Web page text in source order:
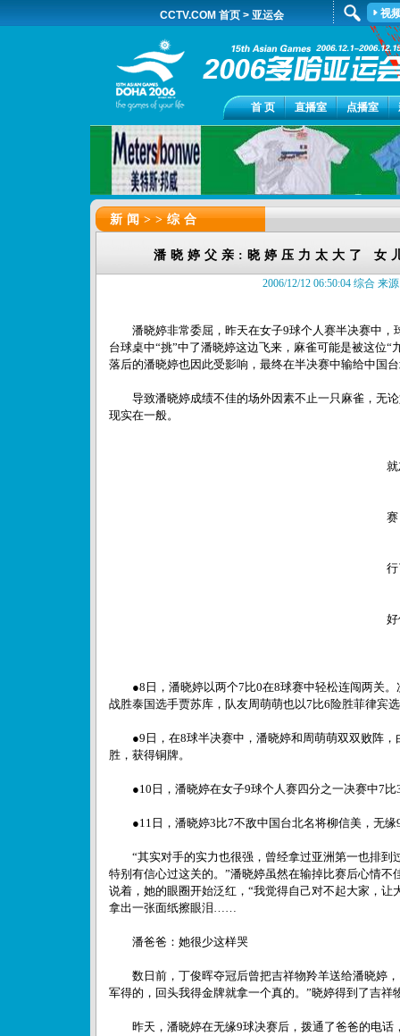
CCTV.COM 首页 > 亚运会 视
首 页 直播室 点播室
新闻>>综合
潘晓婷父亲:晓婷压力太大了 女
2006/12/12 06:50:04 综合 来
潘晓婷非常委屈，昨天在女子9球个人赛半决赛中，
台球桌中“挑”中了潘晓婷这边飞来，麻雀可能是被这位“
落后的潘晓婷也因此受影响，最终在半决赛中输给中国
导致潘晓婷成绩不佳的场外因素不止一只麻雀，无论
现实在一般。
●8日，潘晓婷以两个7比0在8球赛中轻松连闯两关。
战胜泰国选手贾苏库，队友周萌萌也以7比6险胜菲律宾
●9日，在8球半决赛中，潘晓婷和周萌萌双双败阵，
胜，获得铜牌。
●10日，潘晓婷在女子9球个人赛四分之一决赛中7比
●11日，潘晓婷3比7不敌中国台北名将柳信美，无缘
“其实对手的实力也很强，曾经拿过亚洲第一也排到
特别有信心过这关的。”潘晓婷虽然在输掉比赛后心情
说着，她的眼圈开始泛红，“我觉得自己对不起大家，
拿出一张面纸擦眼泪……
潘爸爸：她很少这样哭
数日前，丁俊晖夺冠后曾把吉祥物羚羊送给潘晓婷，
军得的，回头我得金牌就拿一个真的。”晓婷得到了吉祥
昨天，潘晓婷在无缘9球决赛后，拨通了爸爸的电话